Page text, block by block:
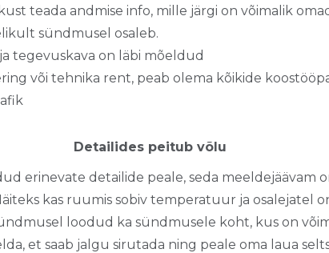
teada andmise info, mille järgi on võimalik
sündmusel osaleb.
tegevuskava on läbi mõeldud
või tehnika rent, peab olema kõikide
Detailides peitub võlu
erinevate detailide peale, seda meeldejäävam
kas ruumis sobiv temperatuur ja osalejatel
loodud ka sündmusele koht, kus on
et saab jalgu sirutada ning peale oma laua